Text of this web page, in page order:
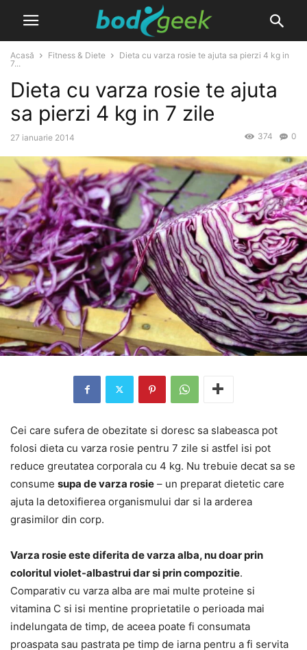
Acasă Fitness & Diete
Dieta cu varza rosie te ajuta sa pierzi 4 kg in
7...
Dieta cu varza rosie te ajuta
sa pierzi 4 kg in 7 zile
27 ianuarie 2014 0
374
Cei care sufera de obezitate si doresc sa slabeasca pot
folosi dieta cu varza rosie pentru 7 zile si astfel isi pot
reduce greutatea corporala cu 4 kg. Nu trebuie decat sa se
consume supa de varza rosie – un preparat dietetic care
ajuta la detoxifierea organismului dar si la arderea
grasimilor din corp.
Varza rosie este diferita de varza alba, nu doar prin
coloritul violet-albastrui dar si prin compozitie.
Comparativ cu varza alba are mai multe proteine si
vitamina C si isi mentine proprietatile o perioada mai
indelungata de timp, de aceea poate fi consumata
proaspata sau pastrata pe timp de iarna pentru a fi servita